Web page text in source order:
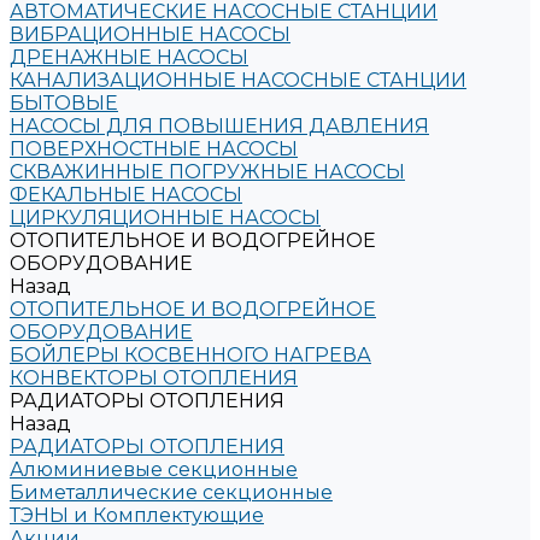
АВТОМАТИЧЕСКИЕ НАСОСНЫЕ СТАНЦИИ
ВИБРАЦИОННЫЕ НАСОСЫ
ДРЕНАЖНЫЕ НАСОСЫ
КАНАЛИЗАЦИОННЫЕ НАСОСНЫЕ СТАНЦИИ
БЫТОВЫЕ
НАСОСЫ ДЛЯ ПОВЫШЕНИЯ ДАВЛЕНИЯ
ПОВЕРХНОСТНЫЕ НАСОСЫ
СКВАЖИННЫЕ ПОГРУЖНЫЕ НАСОСЫ
ФЕКАЛЬНЫЕ НАСОСЫ
ЦИРКУЛЯЦИОННЫЕ НАСОСЫ
ОТОПИТЕЛЬНОЕ И ВОДОГРЕЙНОЕ
ОБОРУДОВАНИЕ
Назад
ОТОПИТЕЛЬНОЕ И ВОДОГРЕЙНОЕ
ОБОРУДОВАНИЕ
БОЙЛЕРЫ КОСВЕННОГО НАГРЕВА
КОНВЕКТОРЫ ОТОПЛЕНИЯ
РАДИАТОРЫ ОТОПЛЕНИЯ
Назад
РАДИАТОРЫ ОТОПЛЕНИЯ
Алюминиевые секционные
Биметаллические секционные
ТЭНЫ и Комплектующие